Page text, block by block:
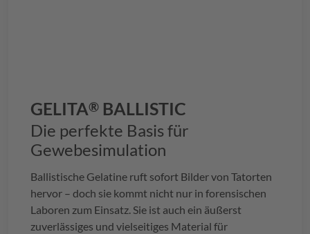
GELITA® BALLISTIC
Die perfekte Basis für
Gewebesimulation
Ballistische Gelatine ruft sofort Bilder von Tatorten
hervor – doch sie kommt nicht nur in forensischen
Laboren zum Einsatz. Sie ist auch ein äußerst
zuverlässiges und vielseitiges Material für